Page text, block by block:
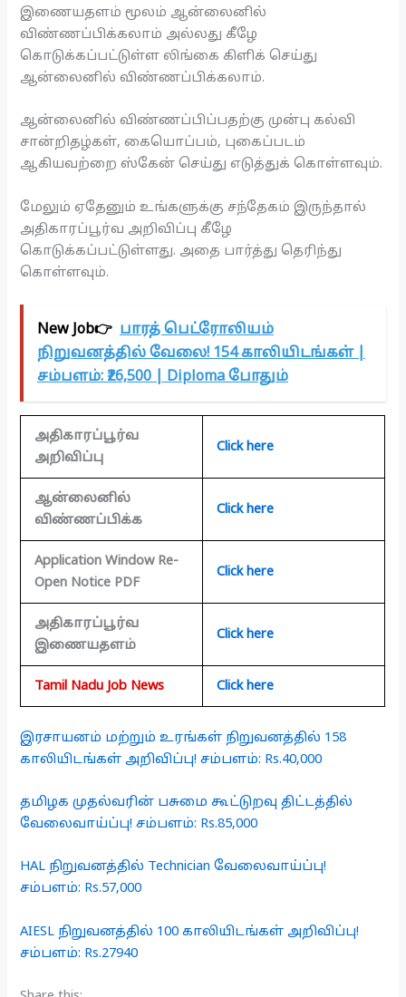
இணையதளம் மூலம் ஆன்லைனில்
விண்ணப்பிக்கலாம் அல்லது கீழே
கொடுக்கப்பட்டுள்ள லிங்கை கிளிக் செய்து
ஆன்லைனில் விண்ணப்பிக்கலாம்.
ஆன்லைனில் விண்ணப்பிப்பதற்கு முன்பு கல்வி
சான்றிதழ்கள், கையொப்பம், புகைப்படம்
ஆகியவற்றை ஸ்கேன் செய்து எடுத்துக் கொள்ளவும்.
மேலும் ஏதேனும் உங்களுக்கு சந்தேகம் இருந்தால்
அதிகாரப்பூர்வ அறிவிப்பு கீழே
கொடுக்கப்பட்டுள்ளது. அதை பார்த்து தெரிந்து
கொள்ளவும்.
New Job👉 பாரத் பெட்ரோலியம்
நிறுவனத்தில் வேலை! 154 காலியிடங்கள் |
சம்பளம்: ₹26,500 | Diploma போதும்
அதிகாரப்பூர்வ
அறிவிப்பு
Click here
ஆன்லைனில்
விண்ணப்பிக்க
Click here
Application Window Re-
Open Notice PDF
Click here
அதிகாரப்பூர்வ
இணையதளம்
Click here
Tamil Nadu Job News Click here
இரசாயனம் மற்றும் உரங்கள் நிறுவனத்தில் 158
காலியிடங்கள் அறிவிப்பு! சம்பளம்: Rs.40,000
தமிழக முதல்வரின் பசுமை கூட்டுறவு திட்டத்தில்
வேலைவாய்ப்பு! சம்பளம்: Rs.85,000
HAL நிறுவனத்தில் Technician வேலைவாய்ப்பு!
சம்பளம்: Rs.57,000
AIESL நிறுவனத்தில் 100 காலியிடங்கள் அறிவிப்பு!
சம்பளம்: Rs.27940